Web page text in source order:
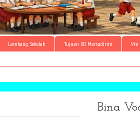
Lambang Sekolah Tujuan SD Marsudirini Visi
Bina